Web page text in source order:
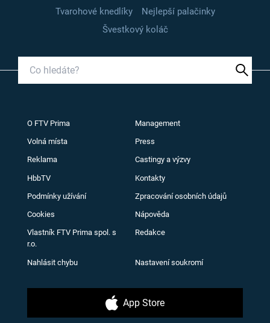
Tvarohové knedlíky
Nejlepší palačinky
Švestkový koláč
O FTV Prima Management
Volná místa Press
Reklama Castingy a výzvy
HbbTV Kontakty
Podmínky užívání Zpracování osobních údajů
Cookies Nápověda
Vlastník FTV Prima spol. s
r.o.
Redakce
Nahlásit chybu Nastavení soukromí
App Store